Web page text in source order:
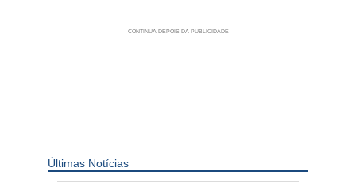
Últimas Notícias